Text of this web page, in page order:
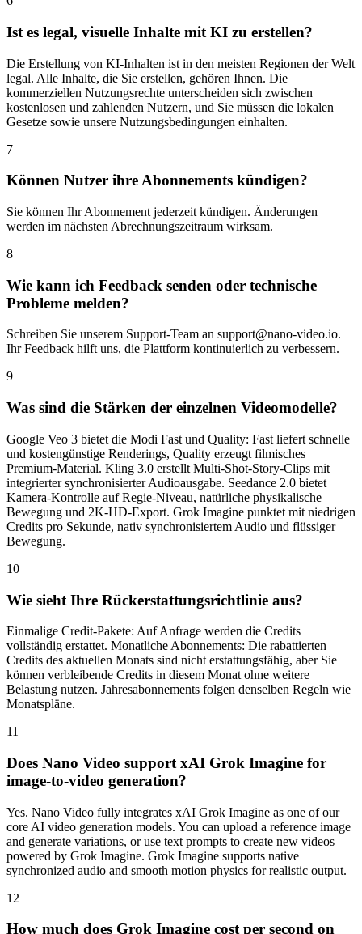
Ist es legal, visuelle Inhalte mit KI zu erstellen?
Die Erstellung von KI-Inhalten ist in den meisten Regionen der Welt
legal. Alle Inhalte, die Sie erstellen, gehören Ihnen. Die
kommerziellen Nutzungsrechte unterscheiden sich zwischen
kostenlosen und zahlenden Nutzern, und Sie müssen die lokalen
Gesetze sowie unsere Nutzungsbedingungen einhalten.
7
Können Nutzer ihre Abonnements kündigen?
Sie können Ihr Abonnement jederzeit kündigen. Änderungen
werden im nächsten Abrechnungszeitraum wirksam.
8
Wie kann ich Feedback senden oder technische
Probleme melden?
Schreiben Sie unserem Support-Team an support@nano-video.io.
Ihr Feedback hilft uns, die Plattform kontinuierlich zu verbessern.
9
Was sind die Stärken der einzelnen Videomodelle?
Google Veo 3 bietet die Modi Fast und Quality: Fast liefert schnelle
und kostengünstige Renderings, Quality erzeugt filmisches
Premium-Material. Kling 3.0 erstellt Multi-Shot-Story-Clips mit
integrierter synchronisierter Audioausgabe. Seedance 2.0 bietet
Kamera-Kontrolle auf Regie-Niveau, natürliche physikalische
Bewegung und 2K-HD-Export. Grok Imagine punktet mit niedrigen
Credits pro Sekunde, nativ synchronisiertem Audio und flüssiger
Bewegung.
10
Wie sieht Ihre Rückerstattungsrichtlinie aus?
Einmalige Credit-Pakete: Auf Anfrage werden die Credits
vollständig erstattet. Monatliche Abonnements: Die rabattierten
Credits des aktuellen Monats sind nicht erstattungsfähig, aber Sie
können verbleibende Credits in diesem Monat ohne weitere
Belastung nutzen. Jahresabonnements folgen denselben Regeln wie
Monatspläne.
11
Does Nano Video support xAI Grok Imagine for
image-to-video generation?
Yes. Nano Video fully integrates xAI Grok Imagine as one of our
core AI video generation models. You can upload a reference image
and generate variations, or use text prompts to create new videos
powered by Grok Imagine. Grok Imagine supports native
synchronized audio and smooth motion physics for realistic output.
12
How much does Grok Imagine cost per second on